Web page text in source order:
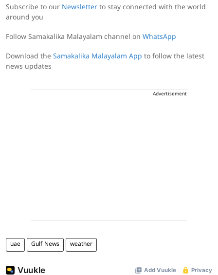
Subscribe to our Newsletter to stay connected with the world
around you
Follow Samakalika Malayalam channel on WhatsApp
Download the Samakalika Malayalam App to follow the latest
news updates
Advertisement
uae Gulf News weather